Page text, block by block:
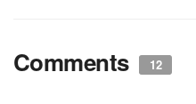
Comments 12